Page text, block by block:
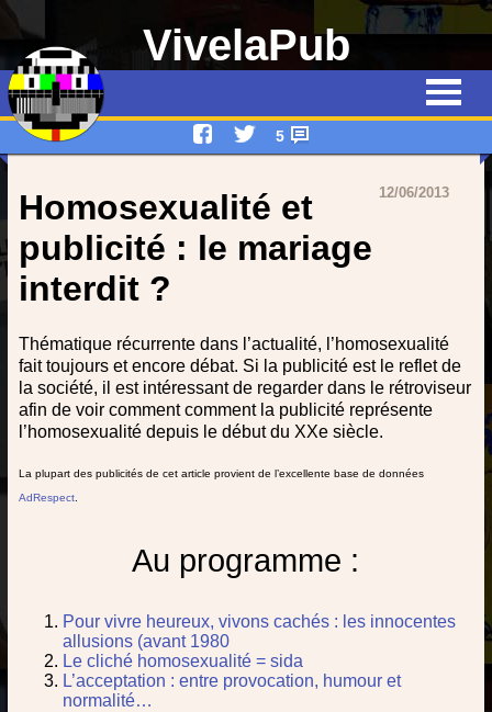
VivelaPub
Quiz
Emissions
Qui suis-je ?
Devenez rédacteur !
Contact
5
12/06/2013
Homosexualité et
publicité : le mariage
interdit ?
Thématique récurrente dans l’actualité, l’homosexualité
fait toujours et encore débat. Si la publicité est le reflet de
la société, il est intéressant de regarder dans le rétroviseur
afin de voir comment comment la publicité représente
l’homosexualité depuis le début du XXe siècle.
La plupart des publicités de cet article provient de l’excellente base de données
AdRespect.
Au programme :
Pour vivre heureux, vivons cachés : les innocentes
allusions (avant 1980
Le cliché homosexualité = sida
L’acceptation : entre provocation, humour et
normalité…